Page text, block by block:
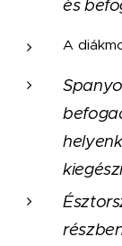
és
A